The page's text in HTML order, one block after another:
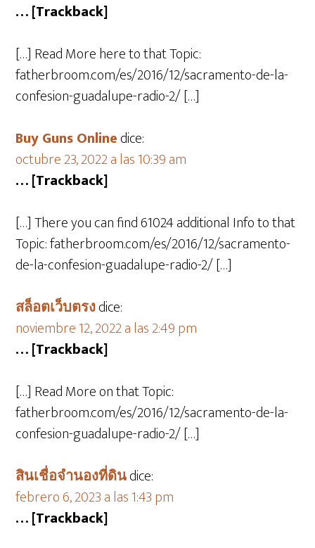
… [Trackback]
[…] Read More here to that Topic:
fatherbroom.com/es/2016/12/sacramento-de-la-
confesion-guadalupe-radio-2/ […]
Buy Guns Onlinedice:
octubre 23, 2022 a las 10:39 am
… [Trackback]
[…] There you can find 61024 additional Info to that
Topic: fatherbroom.com/es/2016/12/sacramento-
de-la-confesion-guadalupe-radio-2/ […]
สล็อตเว็บตรงdice:
noviembre 12, 2022 a las 2:49 pm
… [Trackback]
[…] Read More on that Topic:
fatherbroom.com/es/2016/12/sacramento-de-la-
confesion-guadalupe-radio-2/ […]
สินเชื่อจำนองที่ดินdice:
febrero 6, 2023 a las 1:43 pm
… [Trackback]